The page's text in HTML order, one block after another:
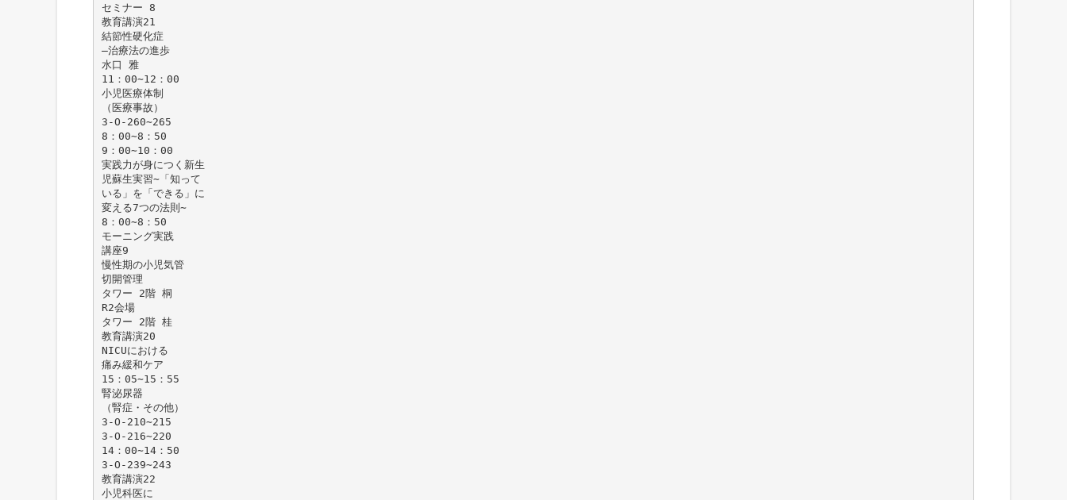
セミナー 8
教育講演21
結節性硬化症
―治療法の進歩
水口 雅
11：00∼12：00
小児医療体制
（医療事故）
3-O-260∼265
8：00∼8：50
9：00∼10：00
実践力が身につく新生
児蘇生実習∼「知って
いる」を「できる」に
変える7つの法則∼
8：00∼8：50
モーニング実践
講座9
慢性期の小児気管
切開管理
タワー 2階 桐
R2会場
タワー 2階 桂
教育講演20
NICUにおける
痛み緩和ケア
15：05∼15：55
腎泌尿器
（腎症・その他）
3-O-210∼215
3-O-216∼220
14：00∼14：50
3-O-239∼243
教育講演22
小児科医に